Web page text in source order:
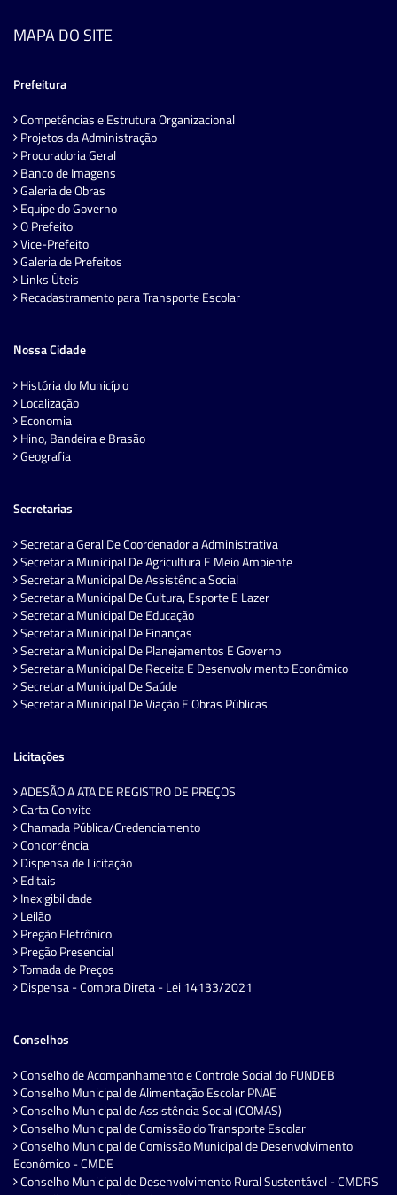
MAPA DO SITE
Prefeitura
Competências e Estrutura Organizacional
Projetos da Administração
Procuradoria Geral
Banco de Imagens
Galeria de Obras
Equipe do Governo
O Prefeito
Vice-Prefeito
Galeria de Prefeitos
Links Úteis
Recadastramento para Transporte Escolar
Nossa Cidade
História do Município
Localização
Economia
Hino, Bandeira e Brasão
Geografia
Secretarias
Secretaria Geral De Coordenadoria Administrativa
Secretaria Municipal De Agricultura E Meio Ambiente
Secretaria Municipal De Assistência Social
Secretaria Municipal De Cultura, Esporte E Lazer
Secretaria Municipal De Educação
Secretaria Municipal De Finanças
Secretaria Municipal De Planejamentos E Governo
Secretaria Municipal De Receita E Desenvolvimento Econômico
Secretaria Municipal De Saúde
Secretaria Municipal De Viação E Obras Públicas
Licitações
ADESÃO A ATA DE REGISTRO DE PREÇOS
Carta Convite
Chamada Pública/Credenciamento
Concorrência
Dispensa de Licitação
Editais
Inexigibilidade
Leilão
Pregão Eletrônico
Pregão Presencial
Tomada de Preços
Dispensa - Compra Direta - Lei 14133/2021
Conselhos
Conselho de Acompanhamento e Controle Social do FUNDEB
Conselho Municipal de Alimentação Escolar PNAE
Conselho Municipal de Assistência Social (COMAS)
Conselho Municipal de Comissão do Transporte Escolar
Conselho Municipal de Comissão Municipal de Desenvolvimento
Econômico - CMDE
Conselho Municipal de Desenvolvimento Rural Sustentável - CMDRS